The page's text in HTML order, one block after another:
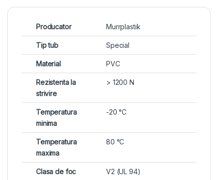
Producator Murrplastik
Tip tub Special
Material PVC
Rezistenta la
strivire
> 1200 N
Temperatura
minima
-20 °C
Temperatura
maxima
80 °C
Clasa de foc V2 (UL 94)